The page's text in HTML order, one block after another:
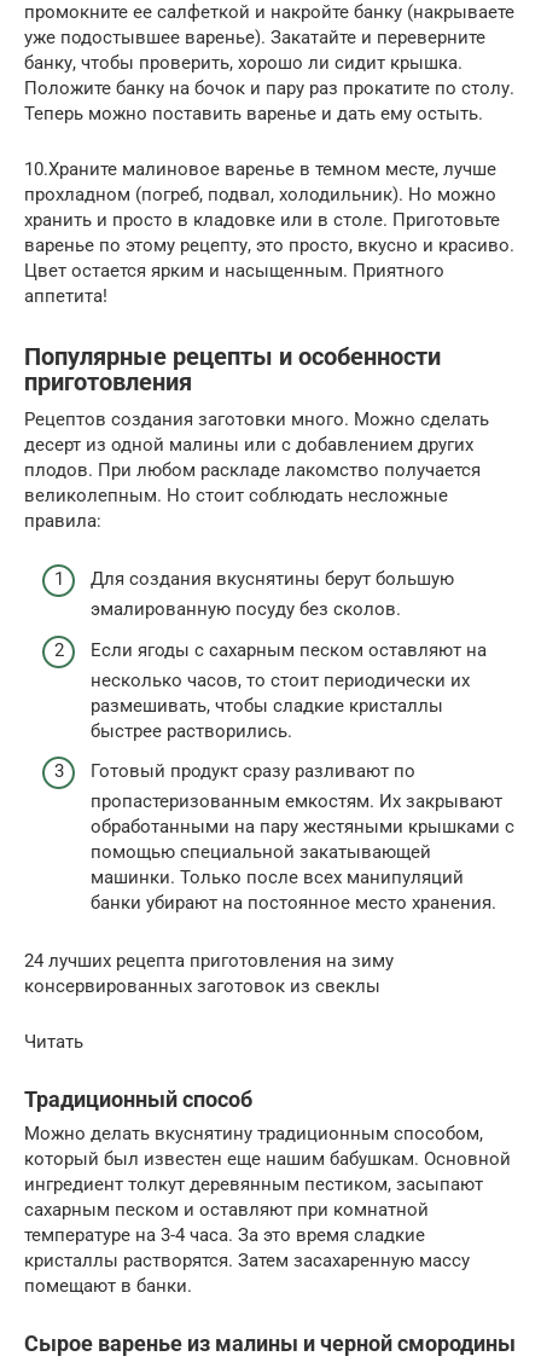
промокните ее салфеткой и накройте банку (накрываете
уже подостывшее варенье). Закатайте и переверните
банку, чтобы проверить, хорошо ли сидит крышка.
Положите банку на бочок и пару раз прокатите по столу.
Теперь можно поставить варенье и дать ему остыть.
10.Храните малиновое варенье в темном месте, лучше
прохладном (погреб, подвал, холодильник). Но можно
хранить и просто в кладовке или в столе. Приготовьте
варенье по этому рецепту, это просто, вкусно и красиво.
Цвет остается ярким и насыщенным. Приятного
аппетита!
Популярные рецепты и особенности
приготовления
Рецептов создания заготовки много. Можно сделать
десерт из одной малины или с добавлением других
плодов. При любом раскладе лакомство получается
великолепным. Но стоит соблюдать несложные
правила:
Для создания вкуснятины берут большую
эмалированную посуду без сколов.
Если ягоды с сахарным песком оставляют на
несколько часов, то стоит периодически их
размешивать, чтобы сладкие кристаллы
быстрее растворились.
Готовый продукт сразу разливают по
пропастеризованным емкостям. Их закрывают
обработанными на пару жестяными крышками с
помощью специальной закатывающей
машинки. Только после всех манипуляций
банки убирают на постоянное место хранения.
24 лучших рецепта приготовления на зиму
консервированных заготовок из свеклы
Читать
Традиционный способ
Можно делать вкуснятину традиционным способом,
который был известен еще нашим бабушкам. Основной
ингредиент толкут деревянным пестиком, засыпают
сахарным песком и оставляют при комнатной
температуре на 3-4 часа. За это время сладкие
кристаллы растворятся. Затем засахаренную массу
помещают в банки.
Сырое варенье из малины и черной смородины